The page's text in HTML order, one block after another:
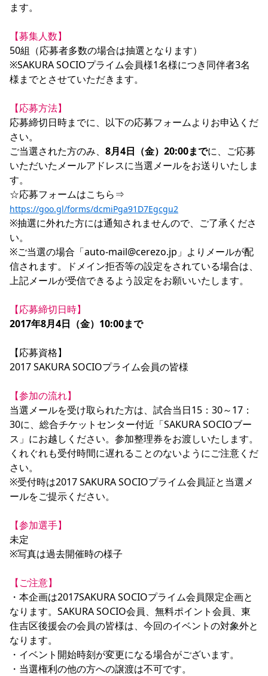
ます。
【募集人数】
50組（応募者多数の場合は抽選となります）
※SAKURA SOCIOプライム会員様1名様につき同伴者3名
様までとさせていただきます。
【応募方法】
応募締切日時までに、以下の応募フォームよりお申込くだ
さい。
ご当選された方のみ、 8月4日（金）20:00までに、ご応募
いただいたメールアドレスに当選メールをお送りいたしま
す。
☆応募フォームはこちら⇒
https://goo.gl/forms/dcmiPga91D7Egcgu2
※抽選に外れた方には通知されませんので、ご了承くださ
い。
※ご当選の場合「auto-mail@cerezo.jp」よりメールが配
信されます。ドメイン拒否等の設定をされている場合は、
上記メールが受信できるよう設定をお願いいたします。
【応募締切日時】
2017年8月4日（金）10:00まで
【応募資格】
2017 SAKURA SOCIOプライム会員の皆様
【参加の流れ】
当選メールを受け取られた方は、試合当日15：30～17：
30に、総合チケットセンター付近「SAKURA SOCIOブー
ス」にお越しください。参加整理券をお渡しいたします。
くれぐれも受付時間に遅れることのないようにご注意くだ
さい。
※受付時は2017 SAKURA SOCIOプライム会員証と当選メ
ールをご提示ください。
【参加選手】
未定
※写真は過去開催時の様子
【ご注意】
・本企画は2017SAKURA SOCIOプライム会員限定企画と
なります。SAKURA SOCIO会員、無料ポイント会員、東
住吉区後援会の会員の皆様は、今回のイベントの対象外と
なります。
・イベント開始時刻が変更になる場合がございます。
・当選権利の他の方への譲渡は不可です。